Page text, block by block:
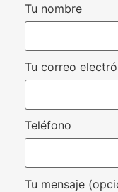
Tu nombre
Tu correo
Teléfono
Tu mensaje